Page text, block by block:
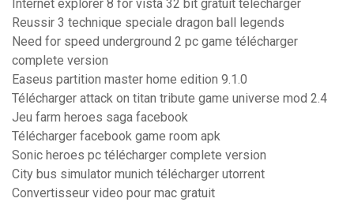
Internet explorer 8 for vista 32 bit gratuit télécharger
Reussir 3 technique speciale dragon ball legends
Need for speed underground 2 pc game télécharger
complete version
Easeus partition master home edition 9.1.0
Télécharger attack on titan tribute game universe mod 2.4
Jeu farm heroes saga facebook
Télécharger facebook game room apk
Sonic heroes pc télécharger complete version
City bus simulator munich télécharger utorrent
Convertisseur video pour mac gratuit